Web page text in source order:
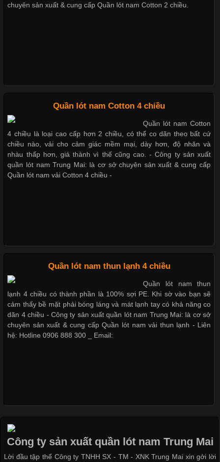
Cập nhật 2026-05-27 17:03:46
Vải Lycra Là Gì? Chất Liệu Co Giãn Được Ưa Chuộng Trong
Ngành May Mặc Trong ngành thời trang hiện đại, các loại vải có
khả năng co giãn tốt ngày càng được ưa chuộng nhằm mang lại
cảm giác thoải mái cho người mặc. Trong đó, vải Lycra là một
Trong những năm gần đây, vải Bamboo đang trở thành một
trong những chất liệu được yêu thích trong ngành thời trang
nhờ đặc tính mềm mại, thoáng khí và thân thiện với môi trường.
Những mẩu quần lót nam thông dụng hiện nay
Quần lót nam boxer thun lạnh
Nguyên bộ quần lót nam Boxer thun lạnh giá rẻ
chuyên sản xuất & cung cấp Quần lót nam Cotton 2 chiều.
Quần lót nam Cotton 4 chiều
Quần lót nam Cotton
4 chiều là loại cao cấp hơn 2 chiều, có thể co dãn theo bất cứ
chiều nào, vải cho cảm giác mềm mại, dày hơn, độ nhăn và
nhàu thấp hơn, giá thành vì thế cũng cao. - Công ty sản xuất
quần lót nam Trung Mai: là cơ sở chuyên sản xuất & cung cấp
Quần lót nam vải Cotton 4 chiều -
Quần lót nam thun lạnh 4 chiều
Quần lót nam thun
lạnh 4 chiều có thành phần là 100% sợi PE. Khi sờ vào bạn sẽ
cảm thấy bề mặt phải bóng láng và mát lạnh tay có khả năng co
dãn 4 chiều - Công ty sản xuất quần lót nam Trung Mai: là cơ sở
chuyên sản xuất & cung cấp Quần lót nam vải thun lạnh - Liên
hệ: Hotline 0906 888 300 _ Email:
Công ty sản xuất quần lót nam Trung Mai
Lời đầu tập thể Công ty TNHH SX - TM - XNK Trung Mai xin gởi lời